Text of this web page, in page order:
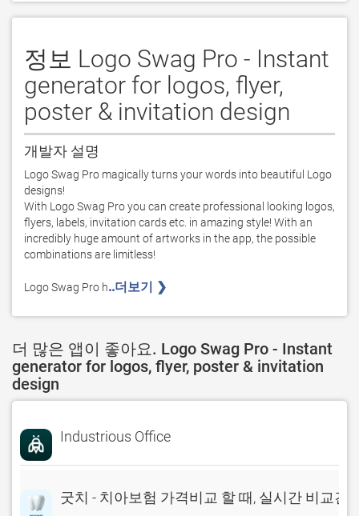
정보 Logo Swag Pro - Instant
generator for logos, flyer,
poster & invitation design
개발자 설명
Logo Swag Pro magically turns your words into beautiful Logo
designs!
With Logo Swag Pro you can create professional looking logos,
flyers, labels, invitation cards etc. in amazing style! With an
incredibly huge amount of artworks in the app, the possible
combinations are limitless!
Logo Swag Pro h..더보기 ❯
더 많은 앱이 좋아요. Logo Swag Pro - Instant
generator for logos, flyer, poster & invitation
design
Industrious Office
굿치 - 치아보험 가격비교 할 때, 실시간 비교견